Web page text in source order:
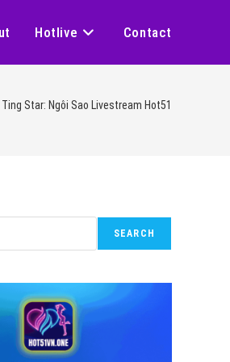
Hotlive Contact
Ting Star: Ngôi Sao Livestream Hot51
SEARCH